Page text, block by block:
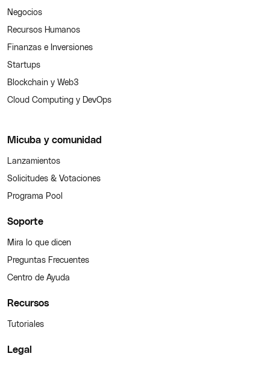
Negocios
Recursos Humanos
Finanzas e Inversiones
Startups
Blockchain y Web3
Cloud Computing y DevOps
Micuba y comunidad
Lanzamientos
Solicitudes & Votaciones
Programa Pool
Soporte
Mira lo que dicen
Preguntas Frecuentes
Centro de Ayuda
Recursos
Tutoriales
Legal